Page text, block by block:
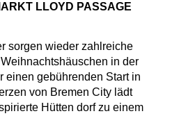
LLOYD PASSAGE
sorgen wieder zahlreiche
in der
einen gebührenden Start in
von Bremen City lädt
Hütten dorf zu einem